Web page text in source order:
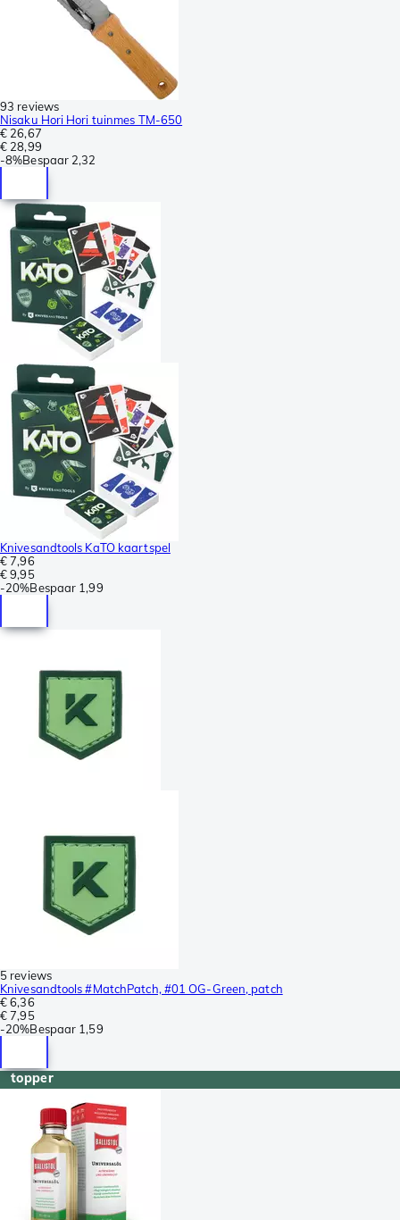
93 reviews
Nisaku Hori Hori tuinmes TM-650
€ 26,67
€ 28,99
-8%Bespaar 2,32
Knivesandtools KaTO kaartspel
€ 7,96
€ 9,95
-20%Bespaar 1,99
5 reviews
Knivesandtools #MatchPatch, #01 OG-Green, patch
€ 6,36
€ 7,95
-20%Bespaar 1,59
topper